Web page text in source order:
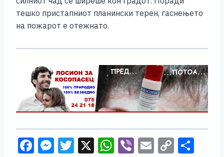
тешко пристапниот планински терен, гаснењето
на пожарот е отежнато.
F M T X W Vi E C